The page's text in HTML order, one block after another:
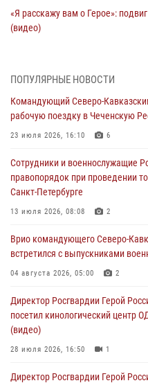
«Я расскажу вам о Герое»:
(видео)
Росгвардейцы в зоне СВО
09 августа 2026, 09:00
В Чеченской Республике
09 августа 2026, 08:00
В Центральных регионах России
акция «Каникулы с Росгвардией»
В Кузбассе росгвардейцы
мать
ПОПУЛЯРНЫЕ НОВОСТИ
Командующий Северо-
рабочую поездку в Чеченскую
23 июля 2026, 16:10 6
Сотрудники и военнослужащие
правопорядок при проведении
Санкт-Петербурге
13 июля 2026, 08:08 2
Врио командующего Северо-
встретился с выпускниками
04 августа 2026, 05:00 2
Директор Росгвардии Герой
посетил кинологический центр
(видео)
28 июля 2026, 16:50 1
Директор Росгвардии Герой